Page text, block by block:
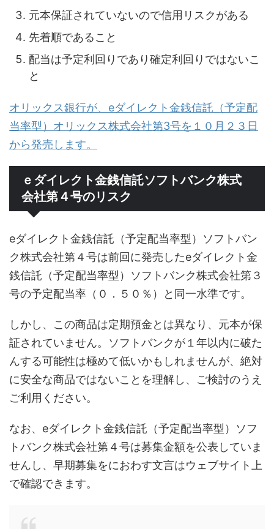
元本保証されていないので信用リスクがある
先着順であること
配当は予定利回りであり確定利回りではないこ
と
オリックス銀行が、eダイレクト金銭信託（予定配
当率型）オリックス株式会社第3号を１０月２３日
から発売します。
ｅダイレクト金銭信託ソフトバンク株式
会社第４号のリスク
eダイレクト金銭信託（予定配当率型）ソフトバン
ク株式会社第４号は前回に発売したeダイレクト金
銭信託（予定配当率型）ソフトバンク株式会社第３
号の予定配当率（０．５０％）と同一水準です。
しかし、この商品は定期預金とは異なり、元本が保
証されていません。ソフトバンクが１年以内に破た
んする可能性は極めて低いかもしれませんが、絶対
に安全な商品ではないことを理解し、ご検討のうえ
ご利用ください。
なお、eダイレクト金銭信託（予定配当率型）ソフ
トバンク株式会社第４号は募集金額を公表していま
せんし、早期募集をにおわす文言はウェブサイト上
で確認できます。